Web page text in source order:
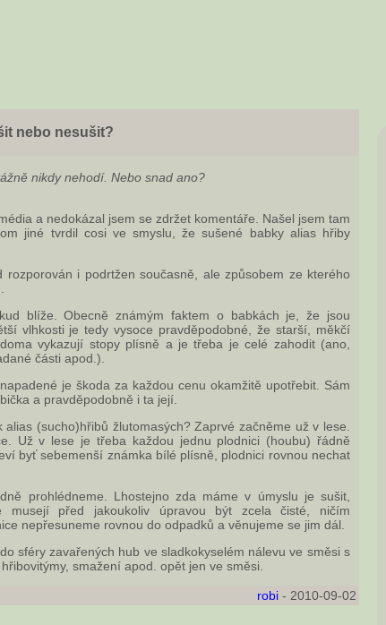
nebo nesušit?
nikdy nehodí. Nebo snad ano?
a nedokázal jsem se zdržet komentáře. Našel jsem tam
jiné tvrdil cosi ve smyslu, že sušené babky alias hřiby
i podrtžen současně, ale způsobem ze kterého
blíže. Obecně známým faktem o babkách je, že jsou
vlhkosti je tedy vysoce pravděpodobné, že starší, měkčí
vykazují stopy plísně a je třeba je celé zahodit (ano,
části apod.).
je škoda za každou cenu okamžitě upotřebit. Sám
a pravděpodobně i ta její.
(sucho)hřibů žlutomasých? Zaprvé začněme už v lese.
Už v lese je třeba každou jednu plodnici (houbu) řádně
byť sebemenší známka bílé plísně, plodnici rovnou nechat
prohlédneme. Lhostejno zda máme v úmyslu je sušit,
musejí před jakoukoliv úpravou být zcela čisté, ničím
nepřesuneme rovnou do odpadků a věnujeme se jim dál.
sféry zavařených hub ve sladkokyselém nálevu ve směsi s
smažení apod. opět jen ve směsi.
robi - 2010-09-02